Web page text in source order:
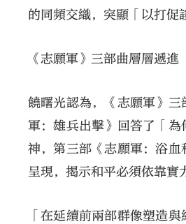
的同頻交織，突顯「以打促
《志願軍》三部曲層層遞進
饒曙光認為，《志願軍》
軍：雄兵出擊》回答了「
神，第三部《志願軍：浴
呈現，揭示和平必須依靠實
「在延續前兩部群像塑造